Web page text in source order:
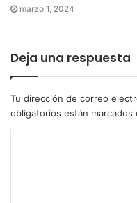
marzo 1, 2024
Deja una respuesta
Tu dirección de correo
obligatorios están marcados